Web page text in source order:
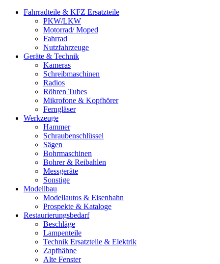
Fahrradteile & KFZ Ersatzteile
PKW/LKW
Motorrad/ Moped
Fahrrad
Nutzfahrzeuge
Geräte & Technik
Kameras
Schreibmaschinen
Radios
Röhren Tubes
Mikrofone & Kopfhörer
Ferngläser
Werkzeuge
Hammer
Schraubenschlüssel
Sägen
Bohrmaschinen
Bohrer & Reibahlen
Messgeräte
Sonstige
Modellbau
Modellautos & Eisenbahn
Prospekte & Kataloge
Restaurierungsbedarf
Beschläge
Lampenteile
Technik Ersatzteile & Elektrik
Zapfhähne
Alte Fenster